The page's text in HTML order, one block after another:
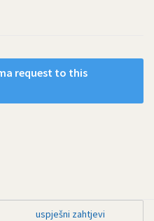
request to this
uspješni zahtjevi